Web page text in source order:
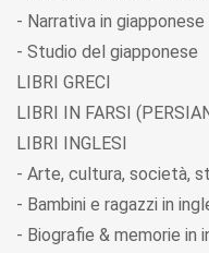
- Narrativa in giapponese
- Studio del giapponese
LIBRI GRECI
LIBRI IN FARSI
LIBRI INGLESI
- Arte, cultura, società,
- Bambini e ragazzi in
- Biografie & memorie in